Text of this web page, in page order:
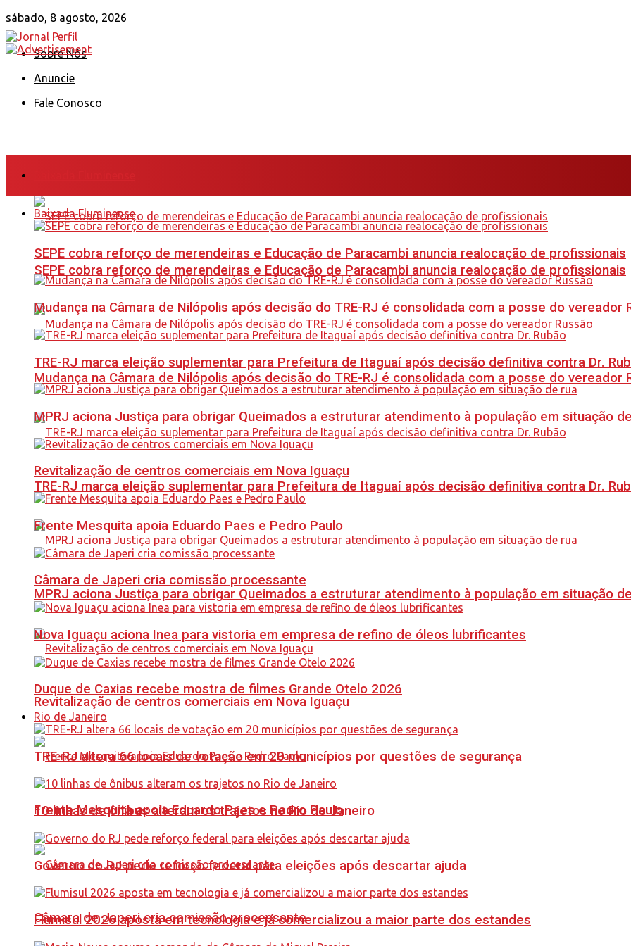
sábado, 8 agosto, 2026
Sobre Nós
Anuncie
Fale Conosco
SEPE cobra reforço de merendeiras e Educação de Paracambi anuncia realocação de profissionais
Mudança na Câmara de Nilópolis após decisão do TRE-RJ é consolidada com a posse do vereador
TRE-RJ marca eleição suplementar para Prefeitura de Itaguaí após decisão definitiva contra Dr.
MPRJ aciona Justiça para obrigar Queimados a estruturar atendimento à população em situação
Revitalização de centros comerciais em Nova Iguaçu
Frente Mesquita apoia Eduardo Paes e Pedro Paulo
Câmara de Japeri cria comissão processante
Baixada Fluminense
SEPE cobra reforço de merendeiras e Educação de Paracambi anuncia realocação de profissionais
Mudança na Câmara de Nilópolis após decisão do TRE-RJ é consolidada com a posse do vereador
TRE-RJ marca eleição suplementar para Prefeitura de Itaguaí após decisão definitiva contra Dr.
MPRJ aciona Justiça para obrigar Queimados a estruturar atendimento à população em situação
Revitalização de centros comerciais em Nova Iguaçu
Frente Mesquita apoia Eduardo Paes e Pedro Paulo
Câmara de Japeri cria comissão processante
Nova Iguaçu aciona Inea para vistoria em empresa de refino de óleos lubrificantes
Duque de Caxias recebe mostra de filmes Grande Otelo 2026
Rio de Janeiro
TRE-RJ altera 66 locais de votação em 20 municípios por questões de segurança
10 linhas de ônibus alteram os trajetos no Rio de Janeiro
Governo do RJ pede reforço federal para eleições após descartar ajuda
Flumisul 2026 aposta em tecnologia e já comercializou a maior parte dos estandes